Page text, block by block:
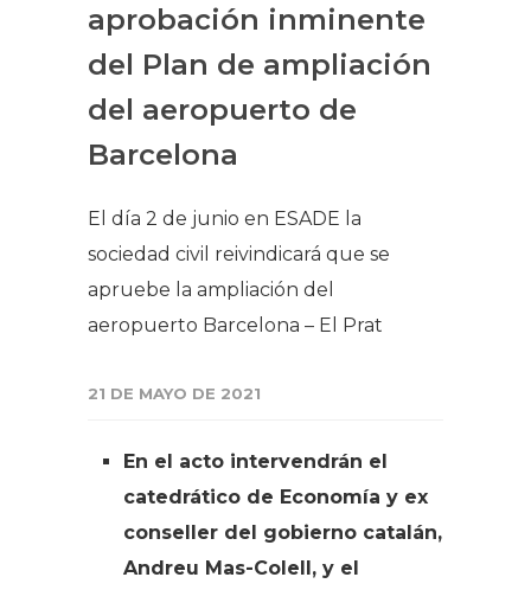
aprobación inminente
del Plan de ampliación
del aeropuerto de
Barcelona
El día 2 de junio en ESADE la
sociedad civil reivindicará que se
apruebe la ampliación del
aeropuerto Barcelona – El Prat
21 DE MAYO DE 2021
En el acto intervendrán el
catedrático de Economía y ex
conseller del gobierno catalán,
Andreu Mas-Colell, y el